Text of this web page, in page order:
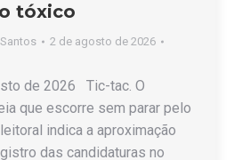
tóxico
2 de agosto de 2026
de 2026 Tic-tac. O
que escorre sem parar pelo
indica a aproximação
das candidaturas no